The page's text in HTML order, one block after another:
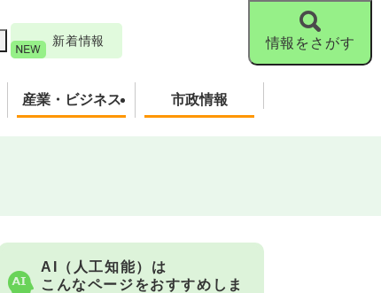
新着情報
産業・ビジネス 市政情報
情報をさがす
AI（人工知能）は
こんなページをおすすめしま